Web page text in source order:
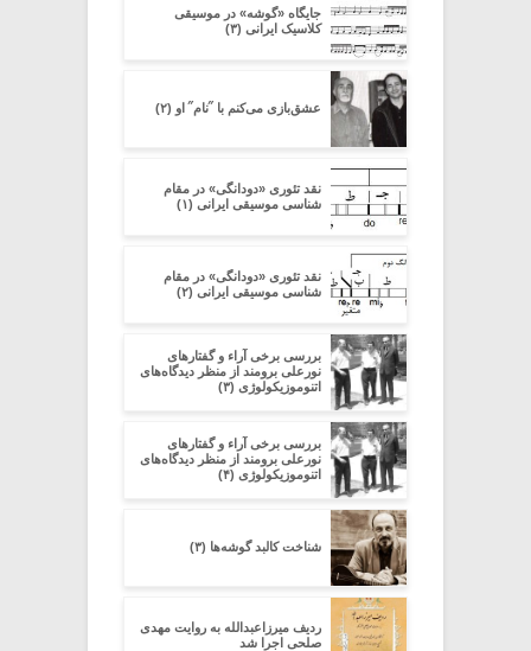
جایگاه «گوشه» در موسیقی
کلاسیک ایرانی (۳)
عشق‌بازی می‌کنم با ˝نام˝ او (۲)
نقد تئوری «دودانگی» در مقام
شناسی موسیقی ایرانی (۱)
نقد تئوری «دودانگی» در مقام
شناسی موسیقی ایرانی (۲)
بررسی برخی آراء و گفتارهای
نورعلی برومند از منظر دیدگاه‌های
اتنوموزیکولوژی (۳)
بررسی برخی آراء و گفتارهای
نورعلی برومند از منظر دیدگاه‌های
اتنوموزیکولوژی (۴)
شناخت کالبد گوشه‌ها (۳)
ردیف میرزاعبدالله به روایت مهدی
صلحی اجرا شد